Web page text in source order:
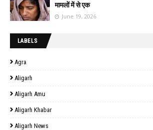
मामलों में से एक
June 19, 2026
LABELS
Agra
Aligarh
Aligarh Amu
Aligarh Khabar
Aligarh News